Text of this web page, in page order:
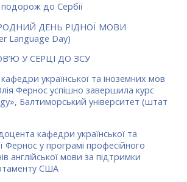
подорож до Сербії
ДЕНЬ РІДНОЇ МОВИ
Language Day)
У СЕРЦІ ДО ЗСУ
української та іноземних мов
Фернос успішно завершила курс
Балтиморський університет (штат
кафедри української та
Фернос у програмі професійного
англійської мови за підтримки
США